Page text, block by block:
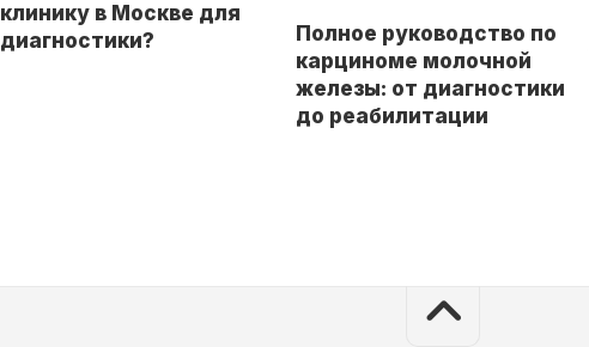
клинику в Москве для
диагностики?
Полное руководство по
карциноме молочной
железы: от диагностики
до реабилитации